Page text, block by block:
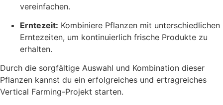
vereinfachen.
Erntezeit: Kombiniere Pflanzen mit unterschiedlichen
Erntezeiten, um kontinuierlich frische Produkte zu
erhalten.
Durch die sorgfältige Auswahl und Kombination dieser
Pflanzen kannst du ein erfolgreiches und ertragreiches
Vertical Farming-Projekt starten.